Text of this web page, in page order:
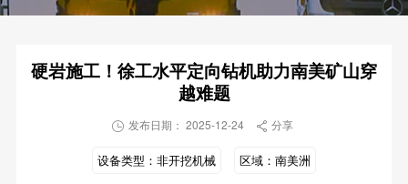
硬岩施工！徐工水平定向钻机助力南美矿山穿
越难题
 发布日期： 2025-12-24  分享
设备类型： 非开挖机械 区域： 南美洲